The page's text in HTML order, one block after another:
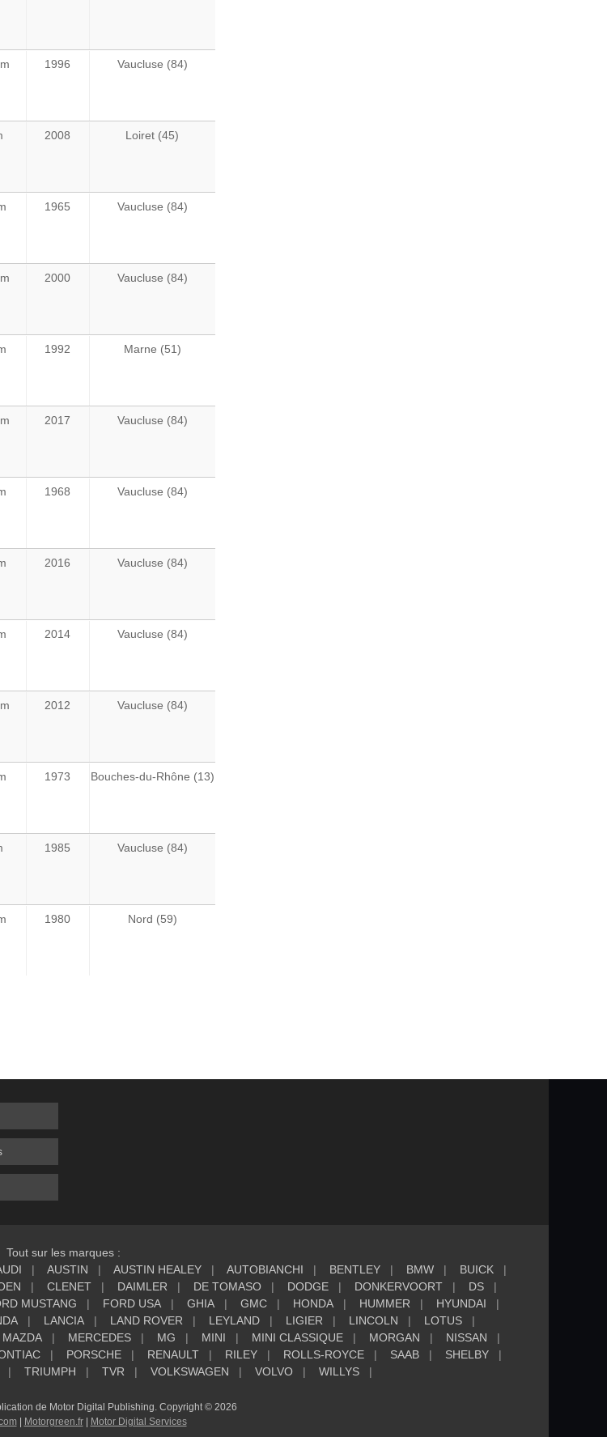
1996 Vaucluse (84)
2008 Loiret (45)
1965 Vaucluse (84)
2000 Vaucluse (84)
1992 Marne (51)
2017 Vaucluse (84)
1968 Vaucluse (84)
2016 Vaucluse (84)
2014 Vaucluse (84)
2012 Vaucluse (84)
1973 Bouches-du-Rhône (13)
1985 Vaucluse (84)
1980 Nord (59)
Tout sur les marques :
AUSTIN AUSTIN HEALEY AUTOBIANCHI BENTLEY BMW
BUICK
CLENET DAIMLER DE TOMASO DODGE DONKERVOORT
DS
MUSTANG FORD USA GHIA GMC HONDA HUMMER
HYUNDAI
LANCIA LAND ROVER LEYLAND LIGIER LINCOLN
LOTUS
MAZDA MERCEDES MG MINI MINI CLASSIQUE MORGAN
NISSAN
PORSCHE RENAULT RILEY ROLLS-ROYCE SAAB
SHELBY
TRIUMPH TVR VOLKSWAGEN VOLVO WILLYS
de Motor Digital Publishing. Copyright © 2026
| Motorgreen.fr| Motor Digital Services